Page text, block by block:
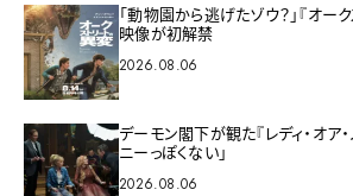
「動物園から逃げたゾウ？」『オー
映像が初解禁
2026.08.06
デーモン閣下が観た『レディ・オア
ニーっぽくない」
2026.08.06